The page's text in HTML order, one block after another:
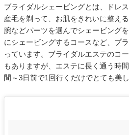
ブライダルシェービングとは、ドレ
産毛を剃って、お肌をきれいに整え
腕などパーツを選んでシェービング
にシェービングするコースなど、プ
っています。ブライダルエステのコ
もありますが、エステに長く通う時
間～3日前で1回行くだけでとても美